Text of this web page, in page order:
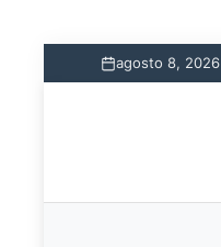
agosto 8, 2026